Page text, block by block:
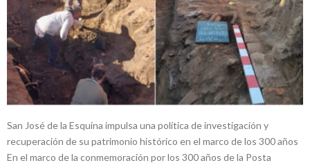
San José de la Esquina impulsa una política de investigación y
recuperación de su patrimonio histórico en el marco de los 300 años
En el marco de la conmemoración por los 300 años de la Posta